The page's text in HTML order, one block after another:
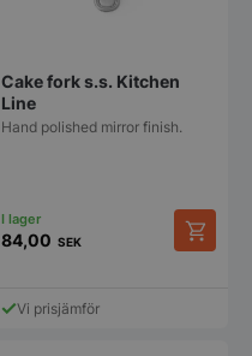
Cake fork s.s. Kitchen
Line
Hand polished mirror finish.
84,00 SEK
Vi prisjämför